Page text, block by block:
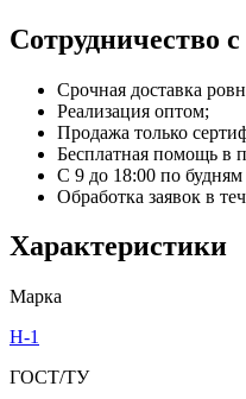
Сотрудничество
Срочная доставка
Реализация оптом;
Продажа только
Бесплатная помощь в
С 9 до 18:00 по будням
Обработка заявок в
Характеристики
Марка
Н-1
ГОСТ/ТУ